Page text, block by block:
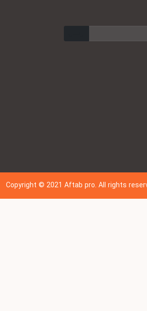
Copyright © 202 1Aftab pro. All rights